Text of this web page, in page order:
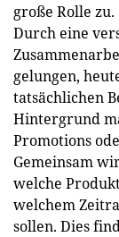
große Rolle zu.
Durch eine
gelungen,
tatsächlichen
Hintergrund
Promotions
Gemeinsam
welche
welchem
sollen. Dies